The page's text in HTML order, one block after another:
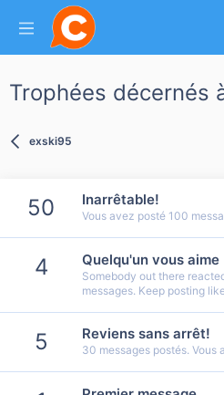
Trophées décernés
exski95
50 Inarrêtable!
Vous avez posté 100
4 Quelqu'un vous aime
Somebody out there
messages. Keep posting
5 Reviens sans arrêt!
30 messages postés. Vous